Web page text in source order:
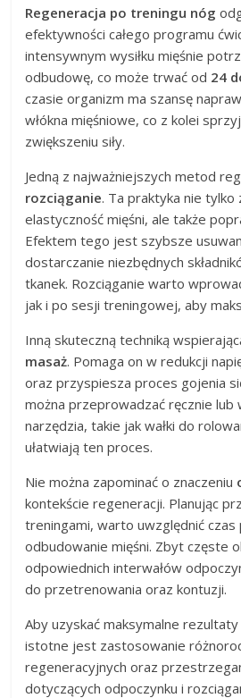
Regeneracja po treningu nóg
efektywności całego programu
intensywnym wysiłku mięśnie
odbudowę, co może trwać od 24
czasie organizm ma szansę
włókna mięśniowe, co z kolei
zwiększeniu siły.
Jedną z najważniejszych metod
rozciąganie. Ta praktyka nie tylko
elastyczność mięśni, ale także
Efektem tego jest szybsze
dostarczanie niezbędnych
tkanek. Rozciąganie warto
jak i po sesji treningowej, aby
Inną skuteczną techniką
masaż. Pomaga on w redukcji
oraz przyspiesza proces gojenia
można przeprowadzać ręcznie lub
narzędzia, takie jak wałki do
ułatwiają ten proces.
Nie można zapominać o znaczeniu
kontekście regeneracji. Planując
treningami, warto uwzględnić czas
odbudowanie mięśni. Zbyt częste
odpowiednich interwałów
do przetrenowania oraz kontuzji.
Aby uzyskać maksymalne
istotne jest zastosowanie
regeneracyjnych oraz
dotyczących odpoczynku i